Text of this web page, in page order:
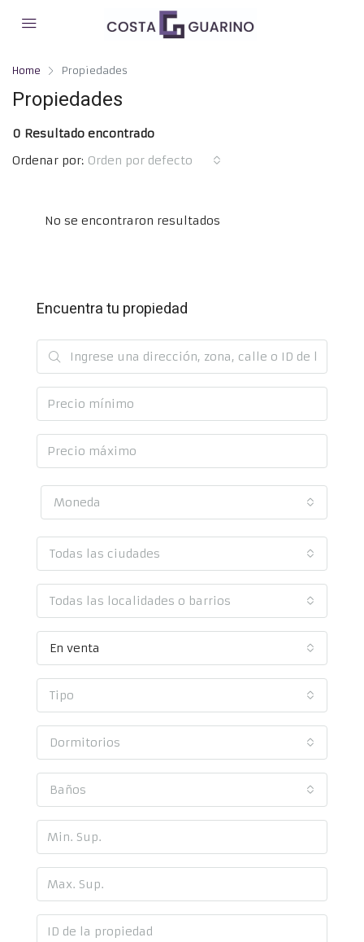
Home Propiedades
Propiedades
0 Resultado encontrado
Ordenar por: Orden por defecto
No se encontraron resultados
Encuentra tu propiedad
Moneda
Todas las ciudades
Todas las localidades o barrios
En venta
Tipo
Dormitorios
Baños